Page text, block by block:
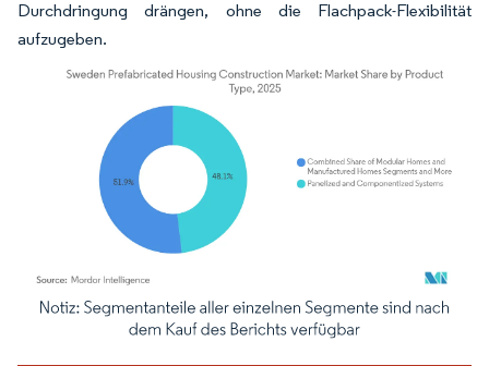
Durchdringung drängen, ohne die Flachpack-Flexibilität
aufzugeben.
Bild © Mordor Intelligence. Wiederverwendung erfordert Namensnennung